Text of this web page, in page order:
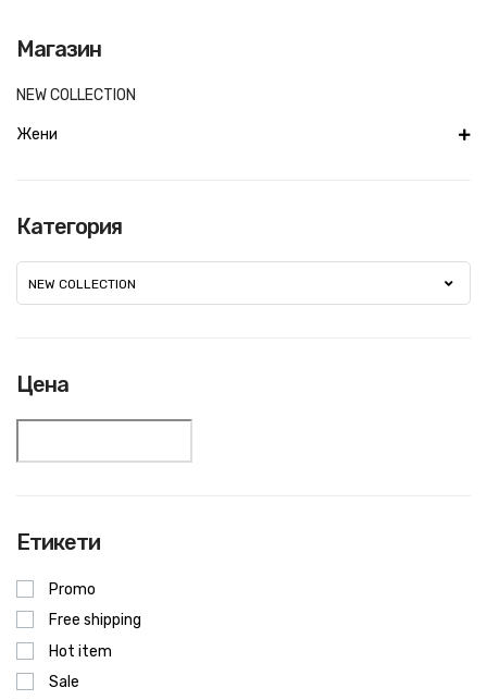
Магазин
NEW COLLECTION
Жени
Категория
NEW COLLECTION
Цена
Етикети
Promo
Free shipping
Hot item
Sale